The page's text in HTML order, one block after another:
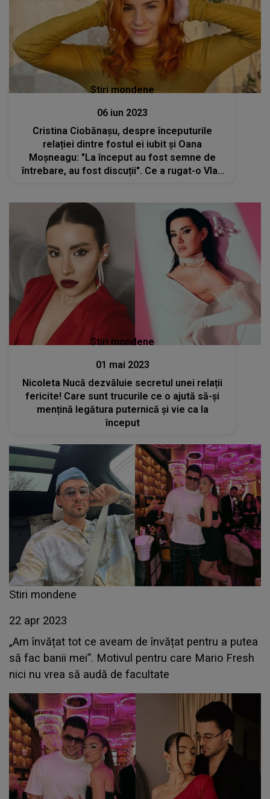
Stiri mondene
06 iun 2023
Cristina Ciobănașu, despre începuturile
relației dintre fostul ei iubit și Oana
Moșneagu: "La început au fost semne de
întrebare, au fost discuții". Ce a rugat-o Vlad
Stiri mondene
01 mai 2023
Nicoleta Nucă dezvăluie secretul unei relații
fericite! Care sunt trucurile ce o ajută să-și
mențină legătura puternică și vie ca la
început
Stiri mondene
22 apr 2023
„Am învățat tot ce aveam de învățat pentru a putea
să fac banii mei”. Motivul pentru care Mario Fresh
nici nu vrea să audă de facultate